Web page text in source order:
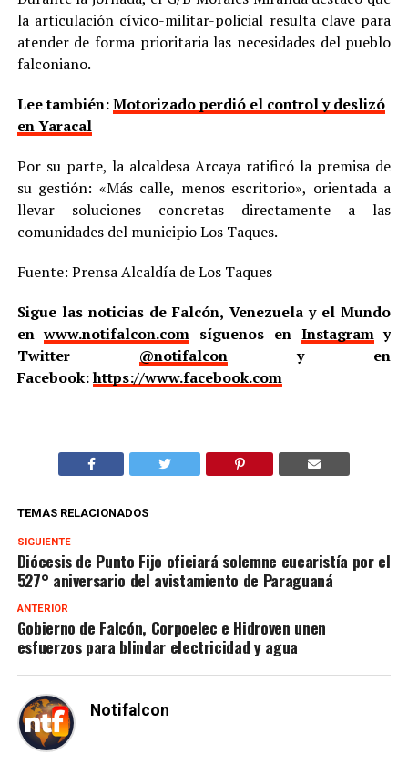
la articulación cívico-militar-policial resulta clave para
atender de forma prioritaria las necesidades del pueblo
falconiano.
Lee también:Motorizado perdió el control y deslizó
en Yaracal
Por su parte, la alcaldesa Arcaya ratificó la premisa de
su gestión: «Más calle, menos escritorio», orientada a
llevar soluciones concretas directamente a las
comunidades del municipio Los Taques.
Fuente: Prensa Alcaldía de Los Taques
Sigue las noticias de Falcón, Venezuela y el Mundo
enwww.notifalcon.com síguenos en Instagramy
Twitter @notifalcony en
Facebook:https://www.facebook.com
TEMAS RELACIONADOS
SIGUIENTE
Diócesis de Punto Fijo oficiará solemne eucaristía por el
527° aniversario del avistamiento de Paraguaná
ANTERIOR
Gobierno de Falcón, Corpoelec e Hidroven unen
esfuerzos para blindar electricidad y agua
Notifalcon